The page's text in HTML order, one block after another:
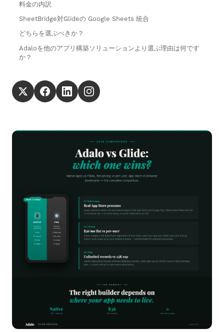
料金の内訳
SheetBridge対Glideの Google Sheets 統合
どちらを選ぶべきか？
Adaloを他のアプリ構築ソリューションより選ぶ理由は何です
か？